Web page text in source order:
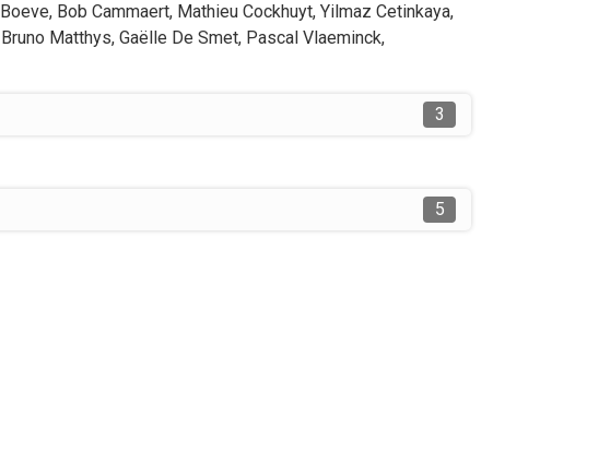
Boeve, Bob Cammaert, Mathieu Cockhuyt, Yilmaz Cetinkaya,
Bruno Matthys, Gaëlle De Smet, Pascal Vlaeminck,
3
5